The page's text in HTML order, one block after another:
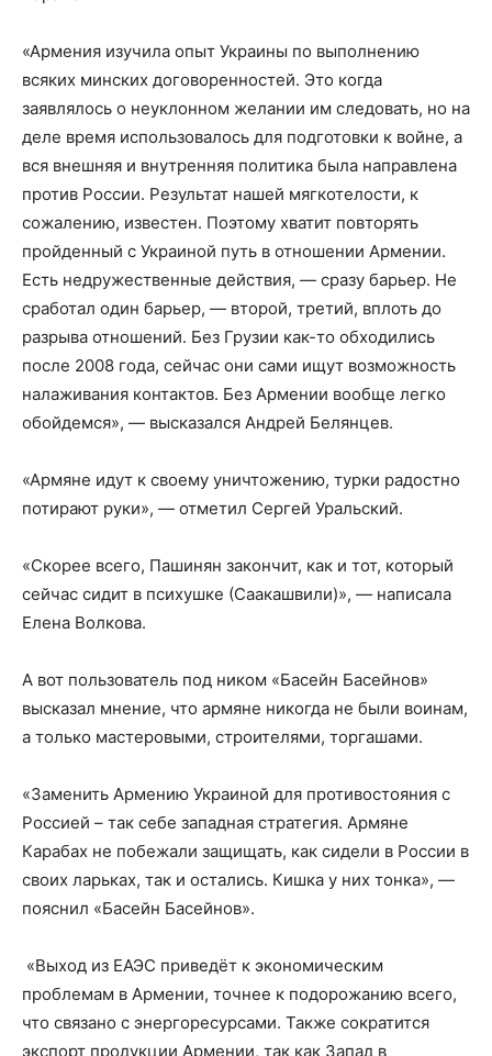
«Армения изучила опыт Украины по выполнению
всяких минских договоренностей. Это когда
заявлялось о неуклонном желании им следовать, но на
деле время использовалось для подготовки к войне, а
вся внешняя и внутренняя политика была направлена
против России. Результат нашей мягкотелости, к
сожалению, известен. Поэтому хватит повторять
пройденный с Украиной путь в отношении Армении.
Есть недружественные действия, — сразу барьер. Не
сработал один барьер, — второй, третий, вплоть до
разрыва отношений. Без Грузии как-то обходились
после 2008 года, сейчас они сами ищут возможность
налаживания контактов. Без Армении вообще легко
обойдемся», — высказался Андрей Белянцев.
«Армяне идут к своему уничтожению, турки радостно
потирают руки», — отметил Сергей Уральский.
«Скорее всего, Пашинян закончит, как и тот, который
сейчас сидит в психушке (Саакашвили)», — написала
Елена Волкова.
А вот пользователь под ником «Басейн Басейнов»
высказал мнение, что армяне никогда не были воинам,
а только мастеровыми, строителями, торгашами.
«Заменить Армению Украиной для противостояния с
Россией – так себе западная стратегия. Армяне
Карабах не побежали защищать, как сидели в России в
своих ларьках, так и остались. Кишка у них тонка», —
пояснил «Басейн Басейнов».
«Выход из ЕАЭС приведёт к экономическим
проблемам в Армении, точнее к подорожанию всего,
что связано с энергоресурсами. Также сократится
экспорт продукции Армении, так как Запад в